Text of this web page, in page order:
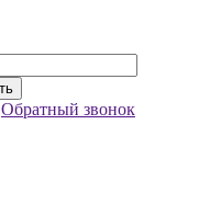
Обратный звонок